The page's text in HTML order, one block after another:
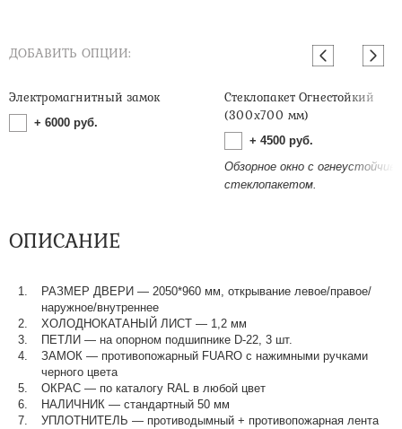
ДОБАВИТЬ ОПЦИИ:
Электромагнитный замок
+ 6000 руб.
Стеклопакет Огнестойкий
(300х700 мм)
+ 4500 руб.
Обзорное окно с
стеклопакетом.
ОПИСАНИЕ
РАЗМЕР ДВЕРИ — 2050*960 мм, открывание левое/правое/
наружное/внутреннее
ХОЛОДНОКАТАНЫЙ ЛИСТ — 1,2 мм
ПЕТЛИ — на опорном подшипнике D-22, 3 шт.
ЗАМОК — противопожарный FUARO с нажимными ручками
черного цвета
ОКРАС — по каталогу RAL в любой цвет​​​​​​​
НАЛИЧНИК — стандартный 50 мм
УПЛОТНИТЕЛЬ — противодымный + противопожарная лента